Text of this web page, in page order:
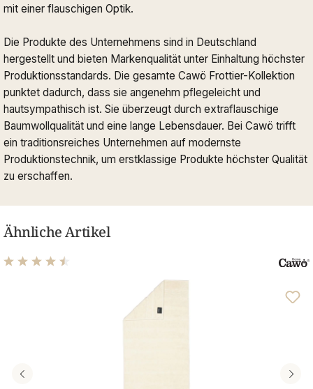
mit einer flauschigen Optik.
Die Produkte des Unternehmens sind in Deutschland
hergestellt und bieten Markenqualität unter Einhaltung höchster
Produktionsstandards. Die gesamte Cawö Frottier-Kollektion
punktet dadurch, dass sie angenehm pflegeleicht und
hautsympathisch ist. Sie überzeugt durch extraflauschige
Baumwollqualität und eine lange Lebensdauer. Bei Cawö trifft
ein traditionsreiches Unternehmen auf modernste
Produktionstechnik, um erstklassige Produkte höchster Qualität
zu erschaffen.
Ähnliche Artikel
Durchschnittliche Bewertung von 4.61 von 5 Sternen